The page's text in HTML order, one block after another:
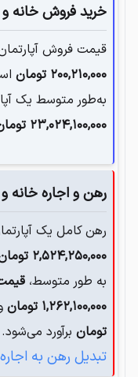
خرید فروش خانه
قیمت فروش
۲۰۰,۲۱۰,۰۰۰ تومان
به‌طور متوسط یک
۲۳,۰۲۴,۱۰۰,۰۰۰
رهن و اجاره
رهن کامل یک
۲,۵۲۴,۲۵۰,۰۰۰
به طور متوسط،
۱,۲۶۲,۱۰۰,۰۰۰ تومان
تومان برآورد می‌شود.
تبدیل رهن به